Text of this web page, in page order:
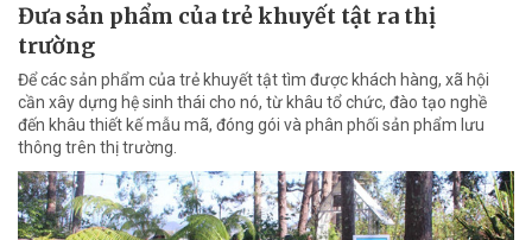
Đưa sản phẩm của trẻ khuyết tật ra thị
trường
Để các sản phẩm của trẻ khuyết tật tìm được khách hàng, xã hội
cần xây dựng hệ sinh thái cho nó, từ khâu tổ chức, đào tạo nghề
đến khâu thiết kế mẫu mã, đóng gói và phân phối sản phẩm lưu
thông trên thị trường.